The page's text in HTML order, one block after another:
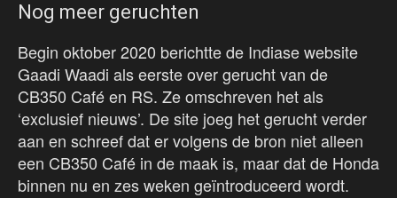
Nog meer geruchten
Begin oktober 2020 berichtte de Indiase website
Gaadi Waadi als eerste over gerucht van de
CB350 Café en RS. Ze omschreven het als
‘exclusief nieuws’. De site joeg het gerucht verder
aan en schreef dat er volgens de bron niet alleen
een CB350 Café in de maak is, maar dat de Honda
binnen nu en zes weken geïntroduceerd wordt.